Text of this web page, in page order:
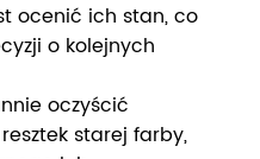
ocenić ich stan, co
o kolejnych
oczyścić
starej farby,